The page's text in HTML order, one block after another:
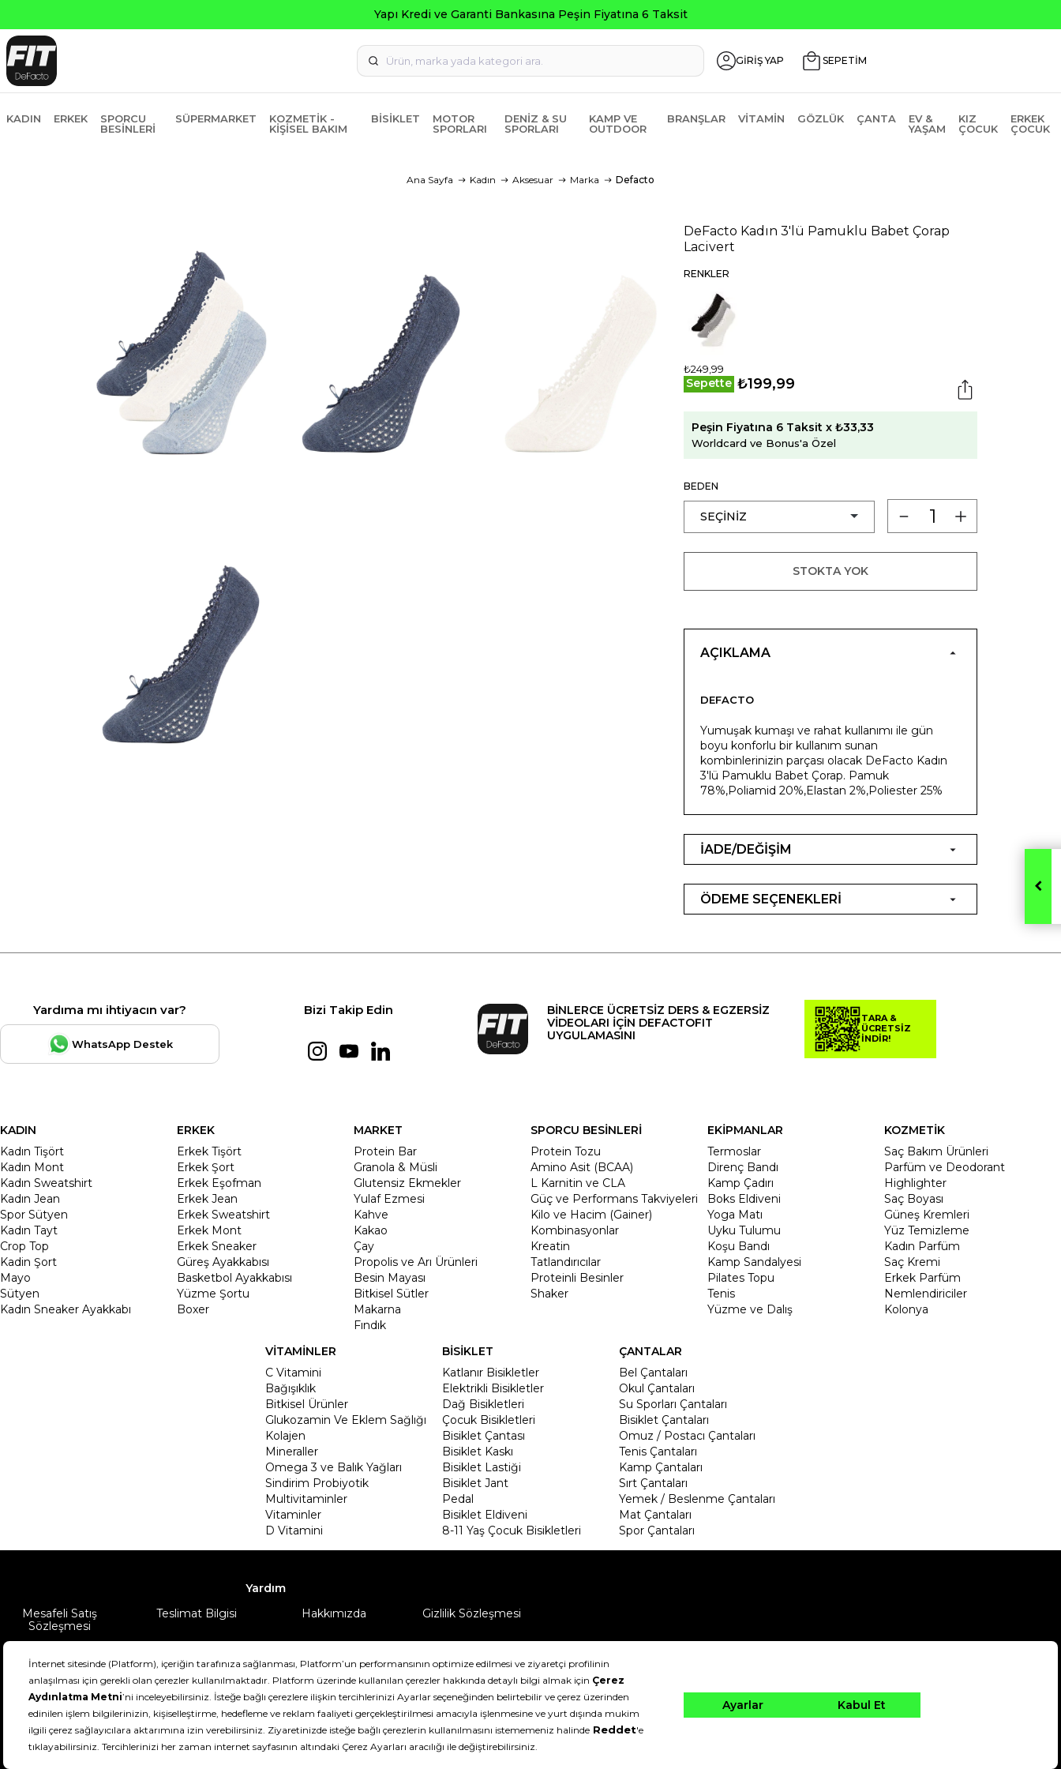
Yapı Kredi ve Garanti Bankasına Peşin Fiyatına 6 Taksit
GİRİŞ YAP SEPETİM
KADIN ERKEK
SPORCU
BESINLERI
SÜPERMARKET
KOZMETIK -
KIŞISEL BAKIM
BISIKLET
MOTOR
SPORLARI
DENIZ & SU
SPORLARI
KAMP VE
OUTDOOR
BRANŞLAR VITAMIN GÖZLÜK ÇANTA
EV &
YAŞAM
KIZ
ÇOCUK
ERKEK
ÇOCUK
Ana Sayfa Kadın Aksesuar Marka Defacto
DeFacto Kadın 3'lü Pamuklu Babet Çorap
Lacivert
RENKLER
₺249,99
Sepette ₺199,99
Peşin Fiyatına 6 Taksit x ₺33,33
Worldcard ve Bonus'a Özel
BEDEN
STOKTA YOK
AÇIKLAMA
DEFACTO
Yumuşak kumaşı ve rahat kullanımı ile gün
boyu konforlu bir kullanım sunan
kombinlerinizin parçası olacak DeFacto Kadın
3'lü Pamuklu Babet Çorap. Pamuk
78%,Poliamid 20%,Elastan 2%,Poliester 25%
İADE/DEĞİŞİM
ÖDEME SEÇENEKLERİ
Yardıma mı ihtiyacın var?
WhatsApp Destek
Bizi Takip Edin
BİNLERCE ÜCRETSİZ DERS & EGZERSİZ
VİDEOLARI İÇİN DEFACTOFIT
UYGULAMASINI
TARA &
ÜCRETSİZ
İNDİR!
KADIN
Kadın Tişört
Kadın Mont
Kadın Sweatshirt
Kadın Jean
Spor Sütyen
Kadın Tayt
Crop Top
Kadin Şort
Mayo
Sütyen
Kadın Sneaker Ayakkabı
ERKEK
Erkek Tişört
Erkek Şort
Erkek Eşofman
Erkek Jean
Erkek Sweatshirt
Erkek Mont
Erkek Sneaker
Güreş Ayakkabısı
Basketbol Ayakkabısı
Yüzme Şortu
Boxer
MARKET
Protein Bar
Granola & Müsli
Glutensiz Ekmekler
Yulaf Ezmesi
Kahve
Kakao
Çay
Propolis ve Arı Ürünleri
Besin Mayası
Bitkisel Sütler
Makarna
Fındık
SPORCU BESİNLERİ
Protein Tozu
Amino Asit (BCAA)
L Karnitin ve CLA
Güç ve Performans Takviyeleri
Kilo ve Hacim (Gainer)
Kombinasyonlar
Kreatin
Tatlandırıcılar
Proteinli Besinler
Shaker
EKİPMANLAR
Termoslar
Direnç Bandı
Kamp Çadırı
Boks Eldiveni
Yoga Matı
Uyku Tulumu
Koşu Bandı
Kamp Sandalyesi
Pilates Topu
Tenis
Yüzme ve Dalış
KOZMETİK
Saç Bakım Ürünleri
Parfüm ve Deodorant
Highlighter
Saç Boyası
Güneş Kremleri
Yüz Temizleme
Kadın Parfüm
Saç Kremi
Erkek Parfüm
Nemlendiriciler
Kolonya
VİTAMİNLER
C Vitamini
Bağışıklık
Bitkisel Ürünler
Glukozamin Ve Eklem Sağlığı
Kolajen
Mineraller
Omega 3 ve Balık Yağları
Sindirim Probiyotik
Multivitaminler
Vitaminler
D Vitamini
BİSİKLET
Katlanır Bisikletler
Elektrikli Bisikletler
Dağ Bisikletleri
Çocuk Bisikletleri
Bisiklet Çantası
Bisiklet Kaskı
Bisiklet Lastiği
Bisiklet Jant
Pedal
Bisiklet Eldiveni
8-11 Yaş Çocuk Bisikletleri
ÇANTALAR
Bel Çantaları
Okul Çantaları
Su Sporları Çantaları
Bisiklet Çantaları
Omuz / Postacı Çantaları
Tenis Çantaları
Kamp Çantaları
Sırt Çantaları
Yemek / Beslenme Çantaları
Mat Çantaları
Spor Çantaları
Yardım
Mesafeli Satış
Sözleşmesi
Teslimat Bilgisi Hakkımızda Gizlilik Sözleşmesi
DeFactoFIT ©️ 2022-2026. Tüm hakları saklıdır.